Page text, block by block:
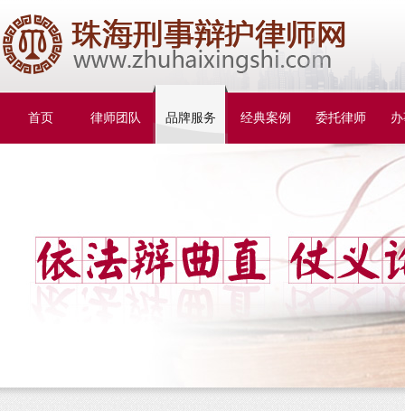
首页 律师团队 品牌服务 经典案例 委托律师